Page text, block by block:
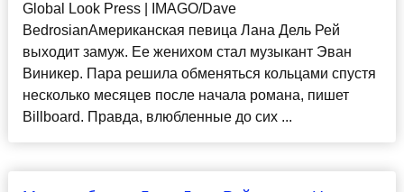
Global Look Press | IMAGO/Dave
BedrosianАмериканская певица Лана Дель Рей
выходит замуж. Ее женихом стал музыкант Эван
Виникер. Пара решила обменяться кольцами спустя
несколько месяцев после начала романа, пишет
Billboard. Правда, влюбленные до сих ...